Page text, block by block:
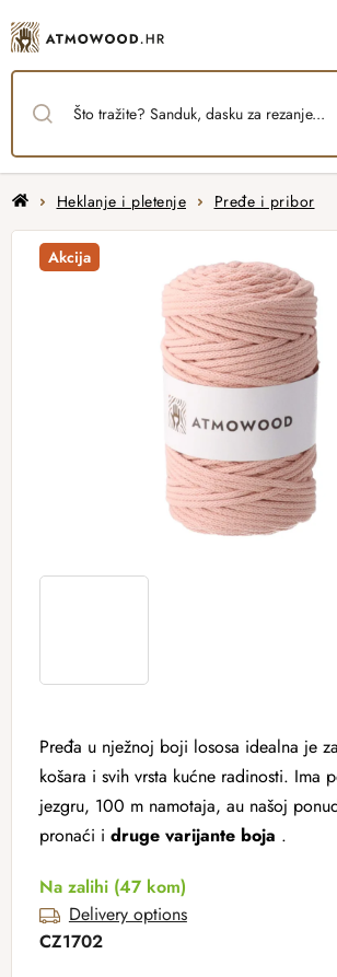
to
content
HomeHeklanje i pletenje Pređe i pribor
Pređa u nježnoj boji lososa idealna je
košara i svih vrsta kućne radinosti. Ima
jezgru, 100 m namotaja, au našoj
pronaći i druge varijante boja .
Na zalihi (47 kom)
Delivery options
CZ1702
Akcija